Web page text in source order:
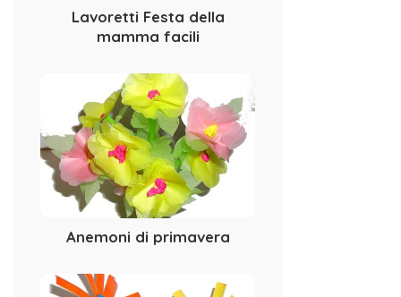
Lavoretti Festa della
mamma facili
Anemoni di primavera